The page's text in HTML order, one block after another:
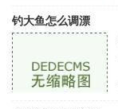
钓大鱼怎么调漂